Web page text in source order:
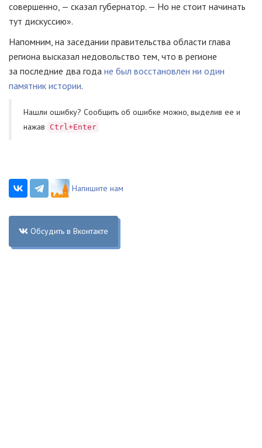
совершенно, — сказал губернатор. — Но не стоит начинать
тут дискуссию».
Напомним, на заседании правительства области глава
региона высказал недовольство тем, что в регионе
за последние два года не был восстановлен ни один
памятник истории.
Нашли ошибку? Cообщить об ошибке можно, выделив ее и
нажав
Ctrl+Enter
Напишите нам
Обсудить в Вконтакте